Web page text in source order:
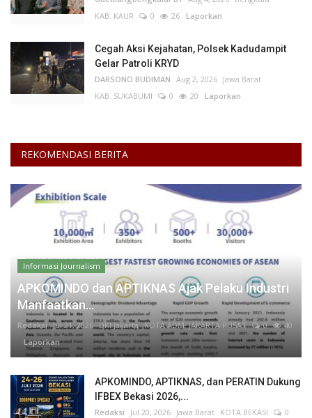
KAB. KAUR
0 26 Laporkan
Cegah Aksi Kejahatan, Polsek Kadudampit
Gelar Patroli KRYD
DARSONO BUDIMAN Aug 2, 2026 Jawa Barat
KAB. SUKABUMI
0 20 Laporkan
REKOMENDASI BERITA
Informasi Journalism
APKOMINDO dan APTIKNAS Ajak Pelaku Industri
Manfaatkan...
Redaksi Jul 21, 2026 DKI Jakarta KOTA ADM. JAKARTA PUSAT 0
40
Laporkan
APKOMINDO, APTIKNAS, dan PERATIN Dukung
IFBEX Bekasi 2026,...
Redaksi Jul 20, 2026 Jawa Barat KOTA BEKASI
0